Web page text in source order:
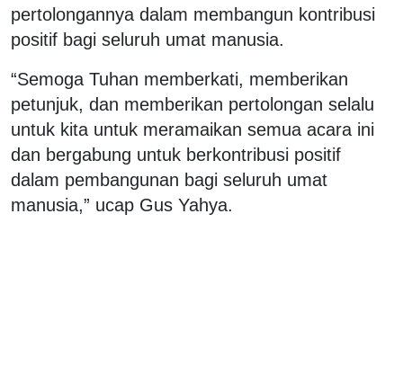
pertolongannya dalam membangun kontribusi
positif bagi seluruh umat manusia.
“Semoga Tuhan memberkati, memberikan
petunjuk, dan memberikan pertolongan selalu
untuk kita untuk meramaikan semua acara ini
dan bergabung untuk berkontribusi positif
dalam pembangunan bagi seluruh umat
manusia,” ucap Gus Yahya.